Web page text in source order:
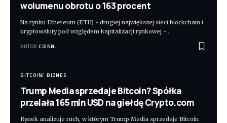
wolumenu obrotu o 163 procent
Na rynku Ethereum (ETH) - drugiej największej sieci blockchain i
kryptowaluty pod względem kapitalizacji rynkowej -…
AUTOR COINN.
BITCOIN BIZNES
Trump Media sprzedaje Bitcoin? Spółka
przelała 165 mln USD na giełdę Crypto.com
Rynek analizuje ruch, w którym Trump Media sprzedaje Bitcoin